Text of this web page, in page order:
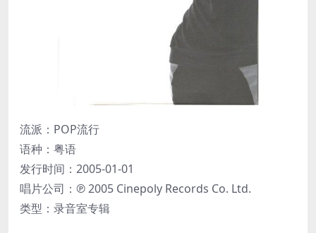
流派：POP流行
语种：粤语
发行时间：2005-01-01
唱片公司：℗ 2005 Cinepoly Records Co. Ltd.
类型：录音室专辑